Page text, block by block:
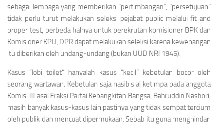
sebagai lembaga yang memberikan “pertimbangan”, “persetujuan”
tidak perlu turut melakukan seleksi pejabat public melaluifit and
proper test, berbeda halnya untuk perekrutan komisioner BPK dan
Komisioner KPU, DPR dapat melakukan seleksi karena kewenangan
itu diberikan oleh undang-undang (bukan UUD NRI 1945).
Kasus “lobi toilet” hanyalah kasus “kecil” kebetulan bocor oleh
seorang wartawan. Kebetulan saja nasib sial ketimpa pada anggota
Komisi III asal Fraksi Partai Kebangkitan Bangsa, Bahruddin Nashori,
masih banyak kasus-kasus lain pastinya yang tidak sempat tercium
oleh publik dan mencuat dipermukaan. Sebab itu guna menghindari